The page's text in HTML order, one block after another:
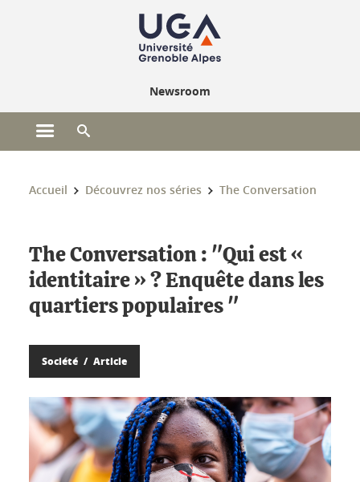
Newsroom
Ouvrir le menu principal
Vous êtes ici :
Accueil Découvrez nos séries The Conversation
The Conversation : "Qui est «
identitaire » ? Enquête dans les
quartiers populaires "
Société Article